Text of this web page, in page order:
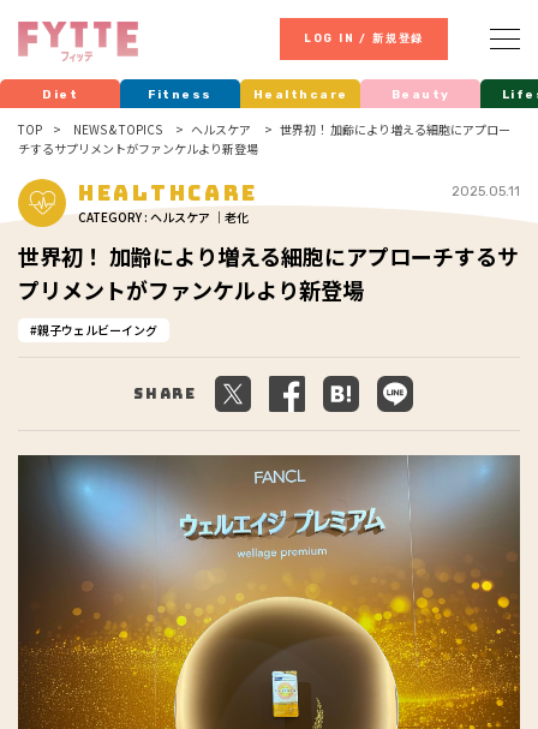
LOG IN / 新規登録
Diet Fitness Healthcare Beauty
TOP NEWS & TOPICS ヘルスケア
世界初！ 加齢により増える細胞にアプロー
チするサプリメントがファンケルより新登場
Healthcare
CATEGORY : ヘルスケア ｜老化
2025.05.11
世界初！ 加齢により増える細胞にアプローチするサ
プリメントがファンケルより新登場
親子ウェルビーイング
Share